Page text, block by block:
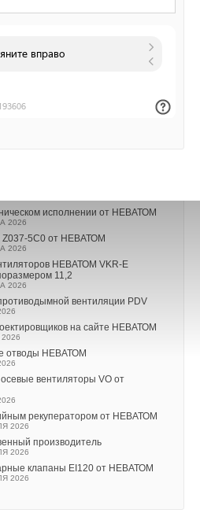
конкурентоспособность
продукции в количестве,
качеством,
и низкой
производство», А. В. Вялов).
исполнении от НЕВАТОМ
2026
Z037-5C0 от НЕВАТОМ
2026
НЕВАТОМ VKR-E
11,2
2026
вентиляции PDV
на сайте НЕВАТОМ
отводы НЕВАТОМ
вентиляторы VO от
рекуператором от НЕВАТОМ
2026
производитель
2026
клапаны EI120 от НЕВАТОМ
2026